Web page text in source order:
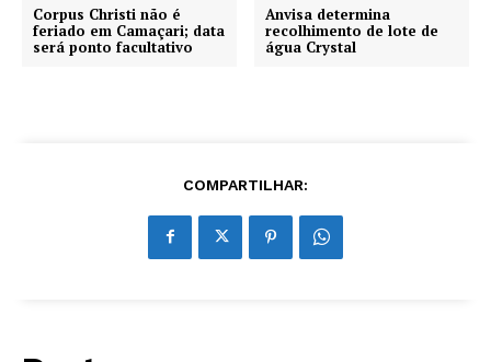
Corpus Christi não é
feriado em Camaçari; data
será ponto facultativo
Anvisa determina
recolhimento de lote de
água Crystal
COMPARTILHAR: